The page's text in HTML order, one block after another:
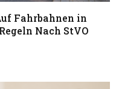
Fahrbahnen in
Nach StVO